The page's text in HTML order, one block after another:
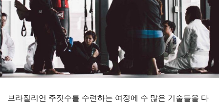
브라질리언 주짓수를 수련하는 여정에 수 많은 기술들을 다